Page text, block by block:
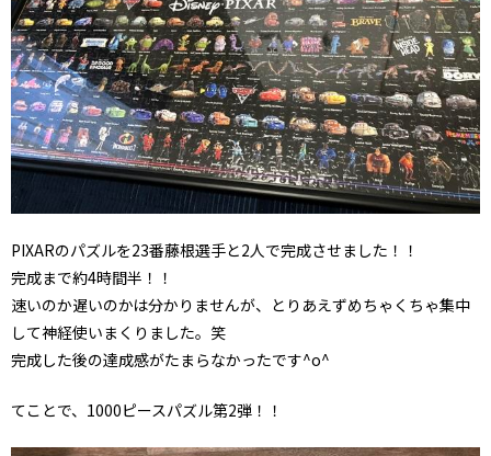
PIXARのパズルを23番藤根選手と2人で完成させました！！
完成まで約4時間半！！
速いのか遅いのかは分かりませんが、とりあえずめちゃくちゃ集中
して神経使いまくりました。笑
完成した後の達成感がたまらなかったです^o^
てことで、1000ピースパズル第2弾！！